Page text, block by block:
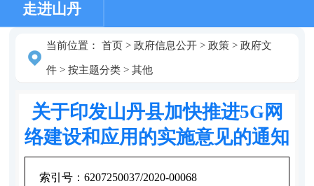
走进山丹
当前位置： 首页> 政府信息公开> 政策> 政府文
件> 按主题分类> 其他
关于印发山丹县加快推进5G网
络建设和应用的实施意见的通知
索引号： 6207250037/2020-00068